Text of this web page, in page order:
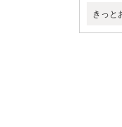
きっと